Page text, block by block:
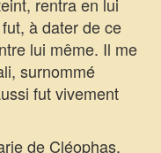
à dater de ce
lui même. Il me
surnommé
fut vivement
de Cléophas,